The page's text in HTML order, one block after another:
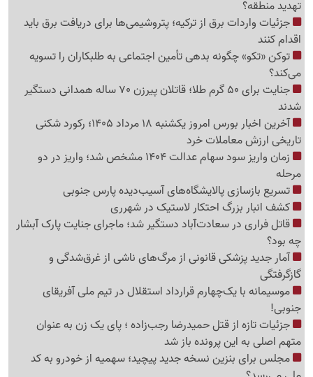
تهدید منطقه؟
جزئیات واردات برق از ترکیه؛ پتروشیمی‌ها برای دریافت برق باید
اقدام کنند
توکن «تکو» چگونه بدهی تأمین اجتماعی به طلبکاران را تسویه
می‌کند؟
جنایت برای 50 گرم طلا؛ قاتلان پیرزن 70 ساله همدانی دستگیر
شدند
آخرین اخبار بورس امروز یکشنبه 18 مرداد 1405؛ رکورد شکنی
تاریخی ارزش معاملات خرد
زمان واریز سود سهام عدالت 1404 مشخص شد؛ واریز در دو
مرحله
تسریع بازسازی پالایشگاه‌های آسیب‌دیده پارس جنوبی
کشف انبار بزرگ احتکار لاستیک در شهرری
قاتل فراری در سعادت‌آباد دستگیر شد؛ ماجرای جنایت پارک آبشار
چه بود؟
آمار جدید پزشکی قانونی از مرگ‌های ناشی از غرق‌شدگی و
گازگرفتگی
موسیمانه با یک‌چهارم قرارداد استقلال در تیم ملی آفریقای
جنوبی!
جزئیات تازه از قتل حمیدرضا رجب‌زاده ؛ پای یک زن به عنوان
متهم اصلی به این پرونده باز شد
مجلس برای بنزین نسخه جدید پیچید؛ سهمیه از خودرو به کد